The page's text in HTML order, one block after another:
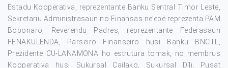
Estadu Kooperativa, reprezentante Banku Sentral Timor Leste,
Sekretariu Administrasaun no Finansas ne’ebé reprezenta PAM
Bobonaro, Reverendu Padres, reprezentante Federasaun
FENAKULENDA, Parseiro Finanseiro husi Banku BNCTL,
Prezidente CU-LANAMONA ho estrutura tomak, no membrus
Kooperativa husi Sukursal Cailako, Sukursal Díli, Pusat